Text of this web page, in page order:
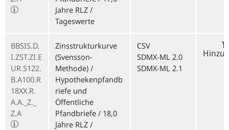
Jahre RLZ /
Tageswerte
BBSIS.D.
I.ZST.ZI.E
UR.S122.
B.A100.R
18XX.R.
A.A._Z._
Z.A
Zinsstrukturkurve
(Svensson-
Methode) /
Hypothekenpfandb
riefe und
Öffentliche
Pfandbriefe / 18,0
Jahre RLZ /
CSV
SDMX-ML 2.0
SDMX-ML 2.1